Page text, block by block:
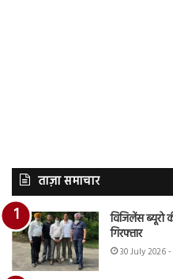
ताज़ा समाचार
विजिलेंस ब्यूरो
गिरफ्तार
30 July 2026